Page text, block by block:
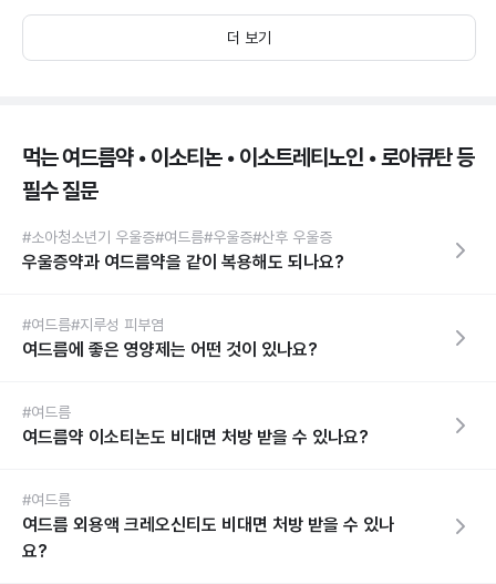
더 보기
먹는 여드름약 • 이소티논 • 이소트레티노인 • 로아큐탄 등
필수 질문
#소아청소년기 우울증#여드름#우울증#산후 우울증
우울증약과 여드름약을 같이 복용해도 되나요?
#여드름#지루성 피부염
여드름에 좋은 영양제는 어떤 것이 있나요?
#여드름
여드름약 이소티논도 비대면 처방 받을 수 있나요?
#여드름
여드름 외용액 크레오신티도 비대면 처방 받을 수 있나
요?